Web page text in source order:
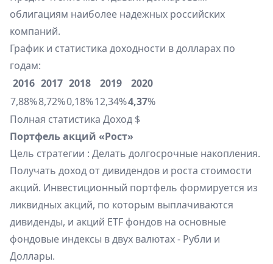
облигациям наиболее надежных российских
компаний.
График и статистика доходности в долларах по
годам:
2016 2017 2018 2019
2020
7,88%8,72%0,18%12,34%4,37%
Полная статистика Доход $
Портфель акций «Рост»
Цель стратегии : Делать долгосрочные накопления.
Получать доход от дивидендов и роста стоимости
акций. Инвестиционный портфель формируется из
ликвидных акций, по которым выплачиваются
дивиденды, и акций ЕTF фондов на основные
фондовые индексы в двух валютах - Рубли и
Доллары.